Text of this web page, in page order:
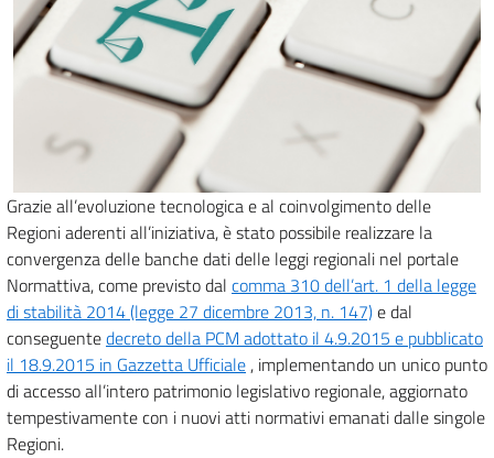
Grazie all’evoluzione tecnologica e al coinvolgimento delle
Regioni aderenti all’iniziativa, è stato possibile realizzare la
convergenza delle banche dati delle leggi regionali nel portale
Normattiva, come previsto dal comma 310 dell’art. 1 della legge
di stabilità 2014 (legge 27 dicembre 2013, n. 147)e dal
conseguentedecreto della PCM adottato il 4.9.2015 e pubblicato
il 18.9.2015 in Gazzetta Ufficiale , implementando un unico punto
di accesso all’intero patrimonio legislativo regionale, aggiornato
tempestivamente con i nuovi atti normativi emanati dalle singole
Regioni.